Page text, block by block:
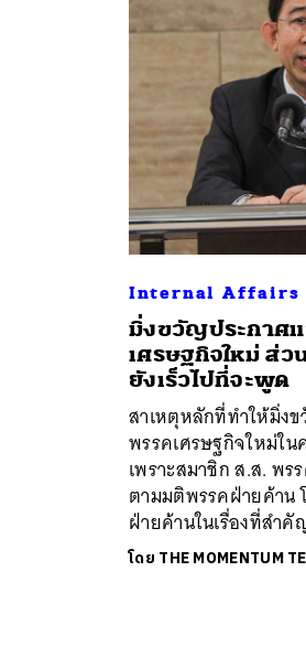
Internal Affairs
มิ่งขวัญประกาศ
เศรษฐกิจใหม่ ส่ว
ยังเร็วไปที่จะพูด
สาเหตุหลักที่ทำให้มิ่ง
พรรคเศรษฐกิจใหม่ใน
เพราะสมาชิก ส.ส. พร
ตามมติพรรคฝ่ายค้าน
ฝ่ายค้านในเรื่องที่สำ
โดย THE MOMENTUM